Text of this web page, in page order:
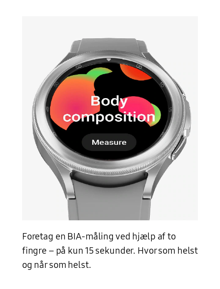
Foretag en BIA-måling ved hjælp af to
fingre – på kun 15 sekunder. Hvor som helst
og når som helst.